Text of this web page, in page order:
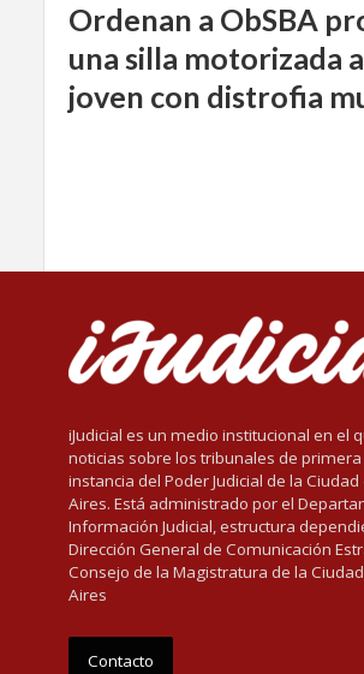
Ordenan a ObSBA
una silla motorizada
joven con distrofia
iJudicial es un medio institucional en el
noticias sobre los tribunales de
instancia del Poder Judicial de la
Aires. Está administrado por el
Información Judicial, estructura
Dirección General de Comunicación
Consejo de la Magistratura de la
Aires
Contacto